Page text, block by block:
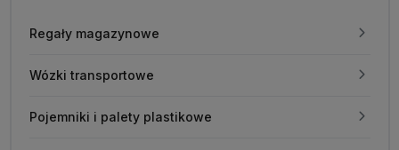
Regały magazynowe
Wózki transportowe
Pojemniki i palety plastikowe